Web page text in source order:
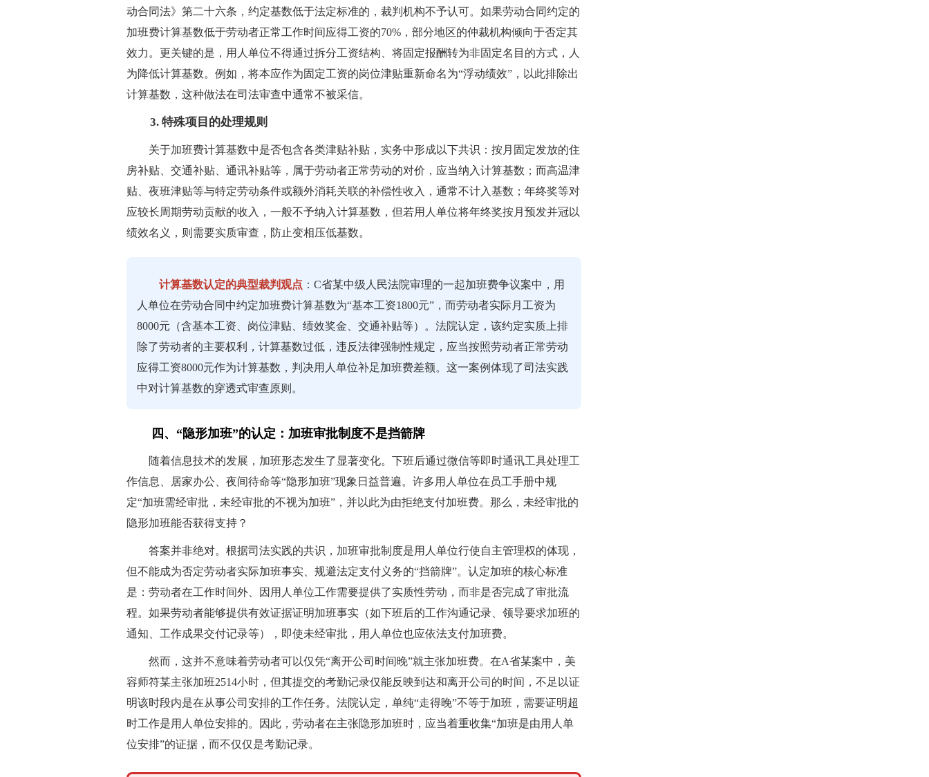
动合同法》第二十六条，约定基数低于法定标准的，裁判机构不予认可。如果劳动合同约定的
加班费计算基数低于劳动者正常工作时间应得工资的70%，部分地区的仲裁机构倾向于否定其
效力。更关键的是，用人单位不得通过拆分工资结构、将固定报酬转为非固定名目的方式，人
为降低计算基数。例如，将本应作为固定工资的岗位津贴重新命名为“浮动绩效”，以此排除出
计算基数，这种做法在司法审查中通常不被采信。
3. 特殊项目的处理规则
关于加班费计算基数中是否包含各类津贴补贴，实务中形成以下共识：按月固定发放的住
房补贴、交通补贴、通讯补贴等，属于劳动者正常劳动的对价，应当纳入计算基数；而高温津
贴、夜班津贴等与特定劳动条件或额外消耗关联的补偿性收入，通常不计入基数；年终奖等对
应较长周期劳动贡献的收入，一般不予纳入计算基数，但若用人单位将年终奖按月预发并冠以
绩效名义，则需要实质审查，防止变相压低基数。
计算基数认定的典型裁判观点 ：C省某中级人民法院审理的一起加班费争议案中，用
人单位在劳动合同中约定加班费计算基数为“基本工资1800元”，而劳动者实际月工资为
8000元（含基本工资、岗位津贴、绩效奖金、交通补贴等）。法院认定，该约定实质上排
除了劳动者的主要权利，计算基数过低，违反法律强制性规定，应当按照劳动者正常劳动
应得工资8000元作为计算基数，判决用人单位补足加班费差额。这一案例体现了司法实践
中对计算基数的穿透式审查原则。
四、“隐形加班”的认定：加班审批制度不是挡箭牌
随着信息技术的发展，加班形态发生了显著变化。下班后通过微信等即时通讯工具处理工
作信息、居家办公、夜间待命等“隐形加班”现象日益普遍。许多用人单位在员工手册中规
定“加班需经审批，未经审批的不视为加班”，并以此为由拒绝支付加班费。那么，未经审批的
隐形加班能否获得支持？
答案并非绝对。根据司法实践的共识，加班审批制度是用人单位行使自主管理权的体现，
但不能成为否定劳动者实际加班事实、规避法定支付义务的“挡箭牌”。认定加班的核心标准
是：劳动者在工作时间外、因用人单位工作需要提供了实质性劳动，而非是否完成了审批流
程。如果劳动者能够提供有效证据证明加班事实（如下班后的工作沟通记录、领导要求加班的
通知、工作成果交付记录等），即使未经审批，用人单位也应依法支付加班费。
然而，这并不意味着劳动者可以仅凭“离开公司时间晚”就主张加班费。在A省某案中，美
容师符某主张加班2514小时，但其提交的考勤记录仅能反映到达和离开公司的时间，不足以证
明该时段内是在从事公司安排的工作任务。法院认定，单纯“走得晚”不等于加班，需要证明超
时工作是用人单位安排的。因此，劳动者在主张隐形加班时，应当着重收集“加班是由用人单
位安排”的证据，而不仅仅是考勤记录。